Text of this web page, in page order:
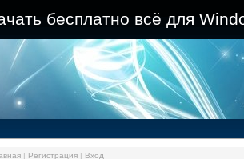
бесплатно всё для
| Регистрация| Вход